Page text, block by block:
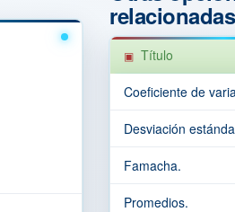
relacionadas
Título
Coeficiente de
Desviación
Famacha.
Promedios.